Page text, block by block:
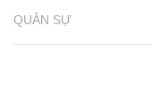
QUÂN SỰ